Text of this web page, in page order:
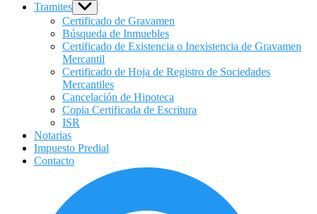
Tramites Show
sub
menu
Certificado de Gravamen
Búsqueda de Inmuebles
Certificado de Existencia o Inexistencia de Gravamen
Mercantil
Certificado de Hoja de Registro de Sociedades
Mercantiles
Cancelación de Hipoteca
Copia Certificada de Escritura
ISR
Notarias
Impuesto Predial
Contacto